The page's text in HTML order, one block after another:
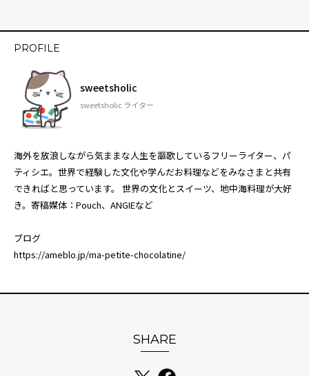
PROFILE
sweetsholic
sweetsholic ライター
海外を放浪しながら気ままな人生を謳歌しているフリーライター、パ
ティシエ。世界で経験した文化や学んだお料理などをみなさまと共有
できればと思っています。 世界の文化とスイーツ、地中海料理が大好
き。寄稿媒体：Pouch、ANGIEなど
ブログ
https://ameblo.jp/ma-petite-chocolatine/
SHARE